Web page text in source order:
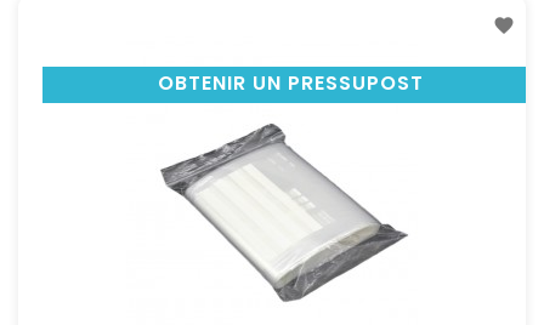
OBTENIR UN PRESSUPOST